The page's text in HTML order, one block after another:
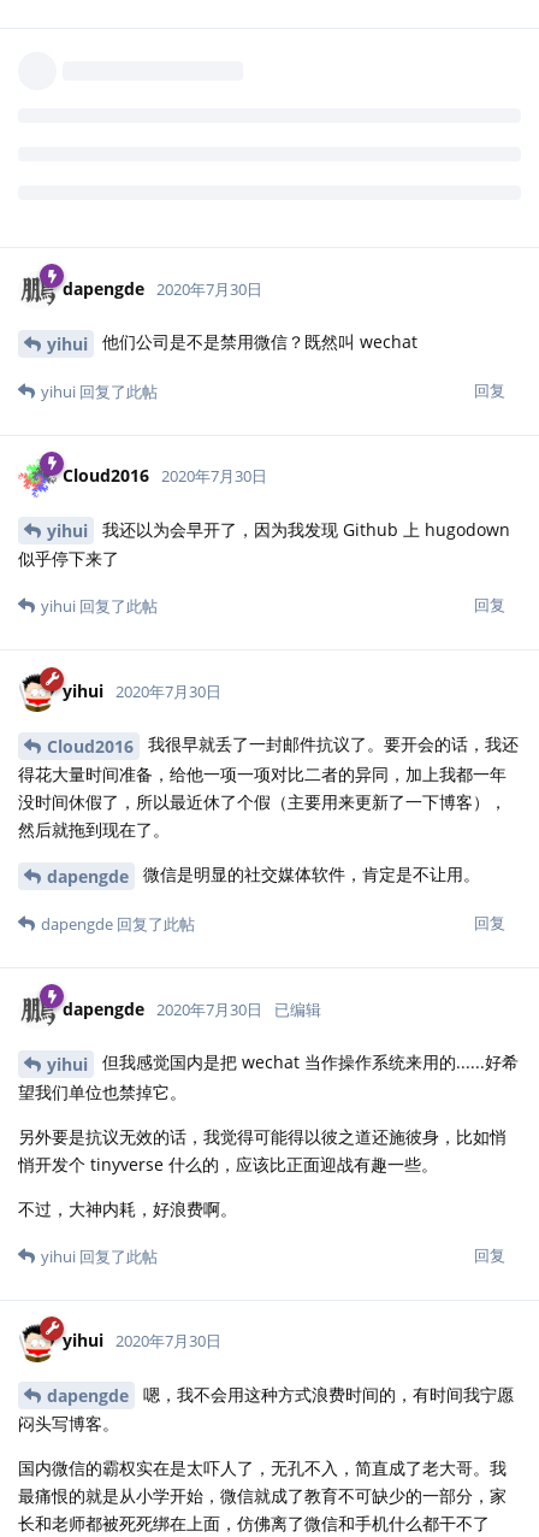
dapengde 2020年7月30日
yihui 他们公司是不是禁用微信？既然叫 wechat
回复
yihui 回复了此帖
Cloud2016 2020年7月30日
yihui
我还以为会早开了，因为我发现 Github 上 hugodown
似乎停下来了
回复
yihui 回复了此帖
yihui 2020年7月30日
Cloud2016
我很早就丢了一封邮件抗议了。要开会的话，我还
得花大量时间准备，给他一项一项对比二者的异同，加上我都一年
没时间休假了，所以最近休了个假（主要用来更新了一下博客），
然后就拖到现在了。
dapengde 微信是明显的社交媒体软件，肯定是不让用。
回复
dapengde 回复了此帖
dapengde 2020年7月30日 已编辑
yihui
但我感觉国内是把 wechat 当作操作系统来用的......好希
望我们单位也禁掉它。
另外要是抗议无效的话，我觉得可能得以彼之道还施彼身，比如悄
悄开发个 tinyverse 什么的，应该比正面迎战有趣一些。
不过，大神内耗，好浪费啊。
回复
yihui 回复了此帖
yihui 2020年7月30日
dapengde
嗯，我不会用这种方式浪费时间的，有时间我宁愿
闷头写博客。
国内微信的霸权实在是太吓人了，无孔不入，简直成了老大哥。我
最痛恨的就是从小学开始，微信就成了教育不可缺少的一部分，家
长和老师都被死死绑在上面，仿佛离了微信和手机什么都干不了